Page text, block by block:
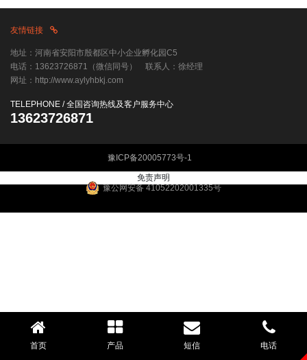
减量计量 纯单片机控制 单片机加PLC控制
纯PLC控制
组态界面
友情链接
地址：河南省安阳市殷都区中小企业孵化园C5
电话：13623726871（微信同号） 联系人：徐经理
网址：http://www.aylyhbkj.com
TELEPHONE / 全国咨询热线及客户服务中心
13623726871
豫ICP备20005773号-1
豫公网安备 41052202001335号
免责声明
首页 产品 短信 电话